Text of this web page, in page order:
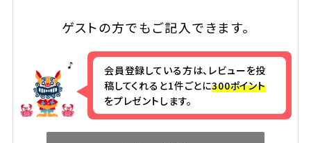
ゲストの方でもご記入できます。
会員登録している方は、レビューを投
稿してくれると1件ごとに300ポイント
をプレゼントします。